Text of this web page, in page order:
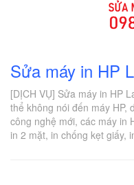
Sửa máy in HP
[DỊCH VỤ] Sửa máy in HP
thể không nói đến máy HP,
công nghệ mới, các máy in
in 2 mặt, in chống kẹt giấy,